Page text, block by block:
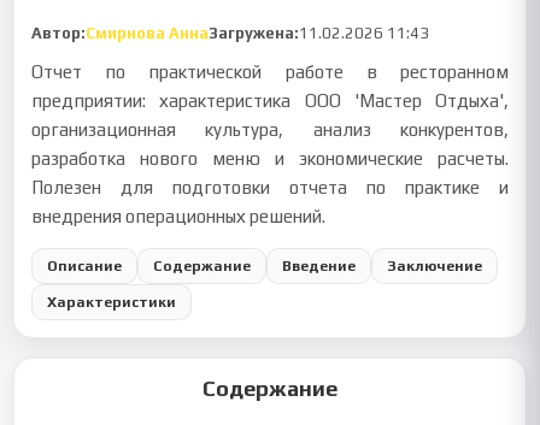
Автор:Смирнова АннаЗагружена:11.02.2026 11:43
Отчет по практической работе в ресторанном
предприятии: характеристика ООО 'Мастер Отдыха',
организационная культура, анализ конкурентов,
разработка нового меню и экономические расчеты.
Полезен для подготовки отчета по практике и
внедрения операционных решений.
Описание Содержание Введение Заключение
Характеристики
Содержание